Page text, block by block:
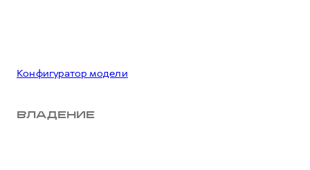
Конфигуратор модели
ВЛАДЕНИЕ